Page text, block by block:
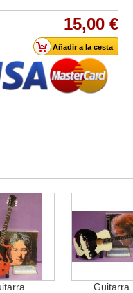
15,00 €
Guitarra...